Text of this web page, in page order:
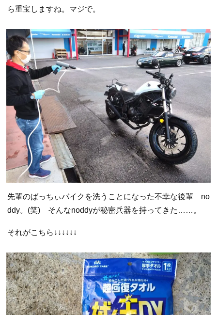
ら重宝しますね。マジで。
先輩のばっちぃバイクを洗うことになった不幸な後輩 no
ddy。(笑) そんなnoddyが秘密兵器を持ってきた……。
それがこちら↓↓↓↓↓↓